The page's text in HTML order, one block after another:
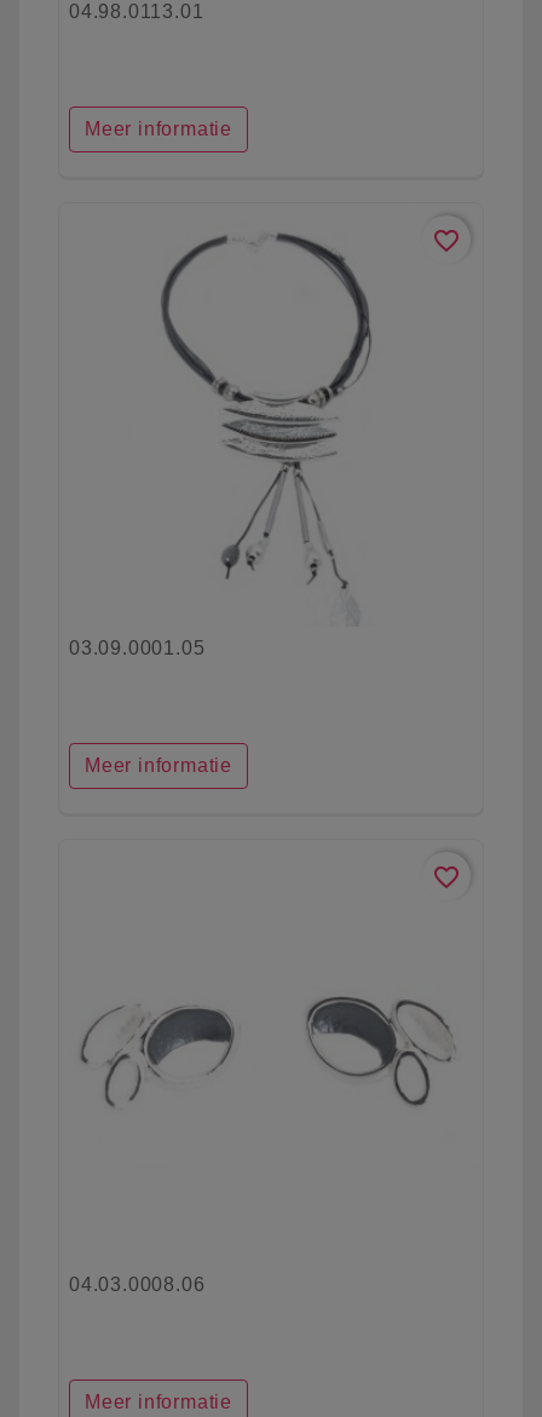
04.98.0113.01
Meer informatie
favorite_border
03.09.0001.05
Meer informatie
favorite_border
04.03.0008.06
Meer informatie